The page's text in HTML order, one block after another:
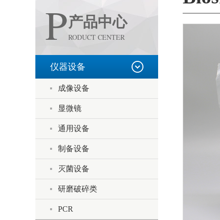
P产品中心
RODUCT CENTER
仪器设备
成像设备
显微镜
通用设备
制备设备
灭菌设备
研磨破碎类
PCR